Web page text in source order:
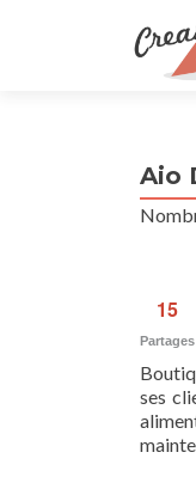
Aio
15
Partages
ses